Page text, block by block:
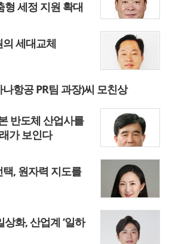
세정 지원 확대
의 세대교체
항공 PR팀 과장)씨 모친상
반도체 산업사를
가 보인다
, 원자력 지도를
화, 산업계 ‘일하